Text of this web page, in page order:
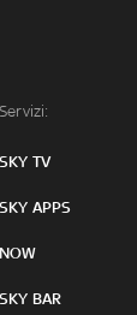
Servizi:
SKY TV
SKY APPS
NOW
SKY BAR